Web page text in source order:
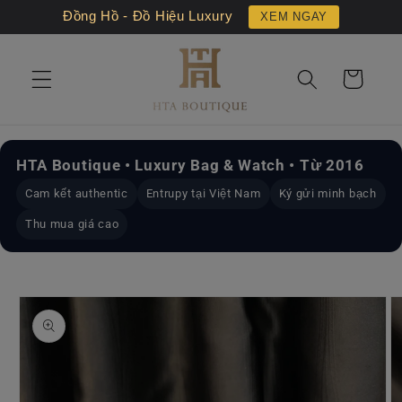
Đồng Hồ - Đồ Hiệu Luxury XEM NGAY
đến nội
Giỏ
hàng
HTA Boutique • Luxury Bag & Watch • Từ 2016
Cam kết authentic Entrupy tại Việt Nam Ký gửi minh bạch
Thu mua giá cao
đến
thông
tin sản